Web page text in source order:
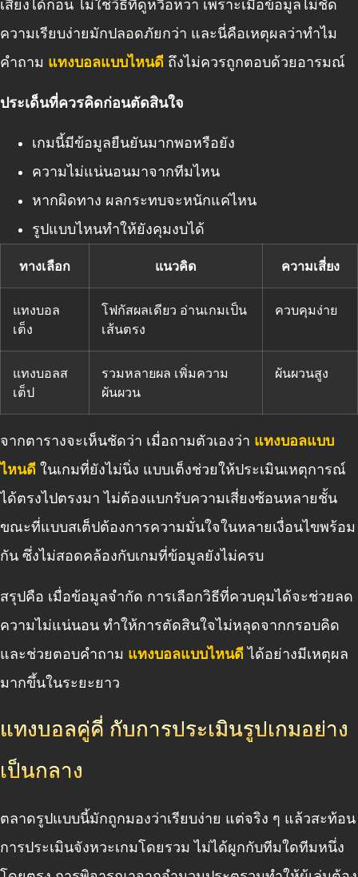
เสี่ยงได้ก่อน ไม่ใช่วิธีที่ดูหวือหวา เพราะเมื่อข้อมูลไม่ชัด
ความเรียบง่ายมักปลอดภัยกว่า และนี่คือเหตุผลว่าทำไม
คำถาม แทงบอลแบบไหนดี ถึงไม่ควรถูกตอบด้วยอารมณ์
ประเด็นที่ควรคิดก่อนตัดสินใจ
เกมนี้มีข้อมูลยืนยันมากพอหรือยัง
ความไม่แน่นอนมาจากทีมไหน
หากผิดทาง ผลกระทบจะหนักแค่ไหน
รูปแบบไหนทำให้ยังคุมงบได้
ทางเลือก แนวคิด ความเสี่ยง
แทงบอล
เต็ง
โฟกัสผลเดียว อ่านเกมเป็น
เส้นตรง
ควบคุมง่าย
แทงบอลส
เต็ป
รวมหลายผล เพิ่มความ
ผันผวน
ผันผวนสูง
จากตารางจะเห็นชัดว่า เมื่อถามตัวเองว่า แทงบอลแบบ
ไหนดี ในเกมที่ยังไม่นิ่ง แบบเต็งช่วยให้ประเมินเหตุการณ์
ได้ตรงไปตรงมา ไม่ต้องแบกรับความเสี่ยงซ้อนหลายชั้น
ขณะที่แบบสเต็ปต้องการความมั่นใจในหลายเงื่อนไขพร้อม
กัน ซึ่งไม่สอดคล้องกับเกมที่ข้อมูลยังไม่ครบ
สรุปคือ เมื่อข้อมูลจำกัด การเลือกวิธีที่ควบคุมได้จะช่วยลด
ความไม่แน่นอน ทำให้การตัดสินใจไม่หลุดจากกรอบคิด
และช่วยตอบคำถาม แทงบอลแบบไหนดี ได้อย่างมีเหตุผล
มากขึ้นในระยะยาว
แทงบอลคู่คี่ กับการประเมินรูปเกมอย่าง
เป็นกลาง
ตลาดรูปแบบนี้มักถูกมองว่าเรียบง่าย แต่จริง ๆ แล้วสะท้อน
การประเมินจังหวะเกมโดยรวม ไม่ได้ผูกกับทีมใดทีมหนึ่ง